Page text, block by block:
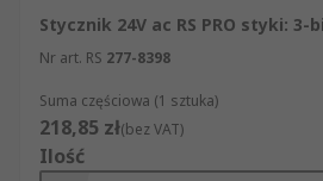
Stycznik 24V ac RS PRO styki: 3-
Nr art. RS 277-8398
Suma częściowa (1 sztuka)
218,85 zł(bez VAT)
Ilość